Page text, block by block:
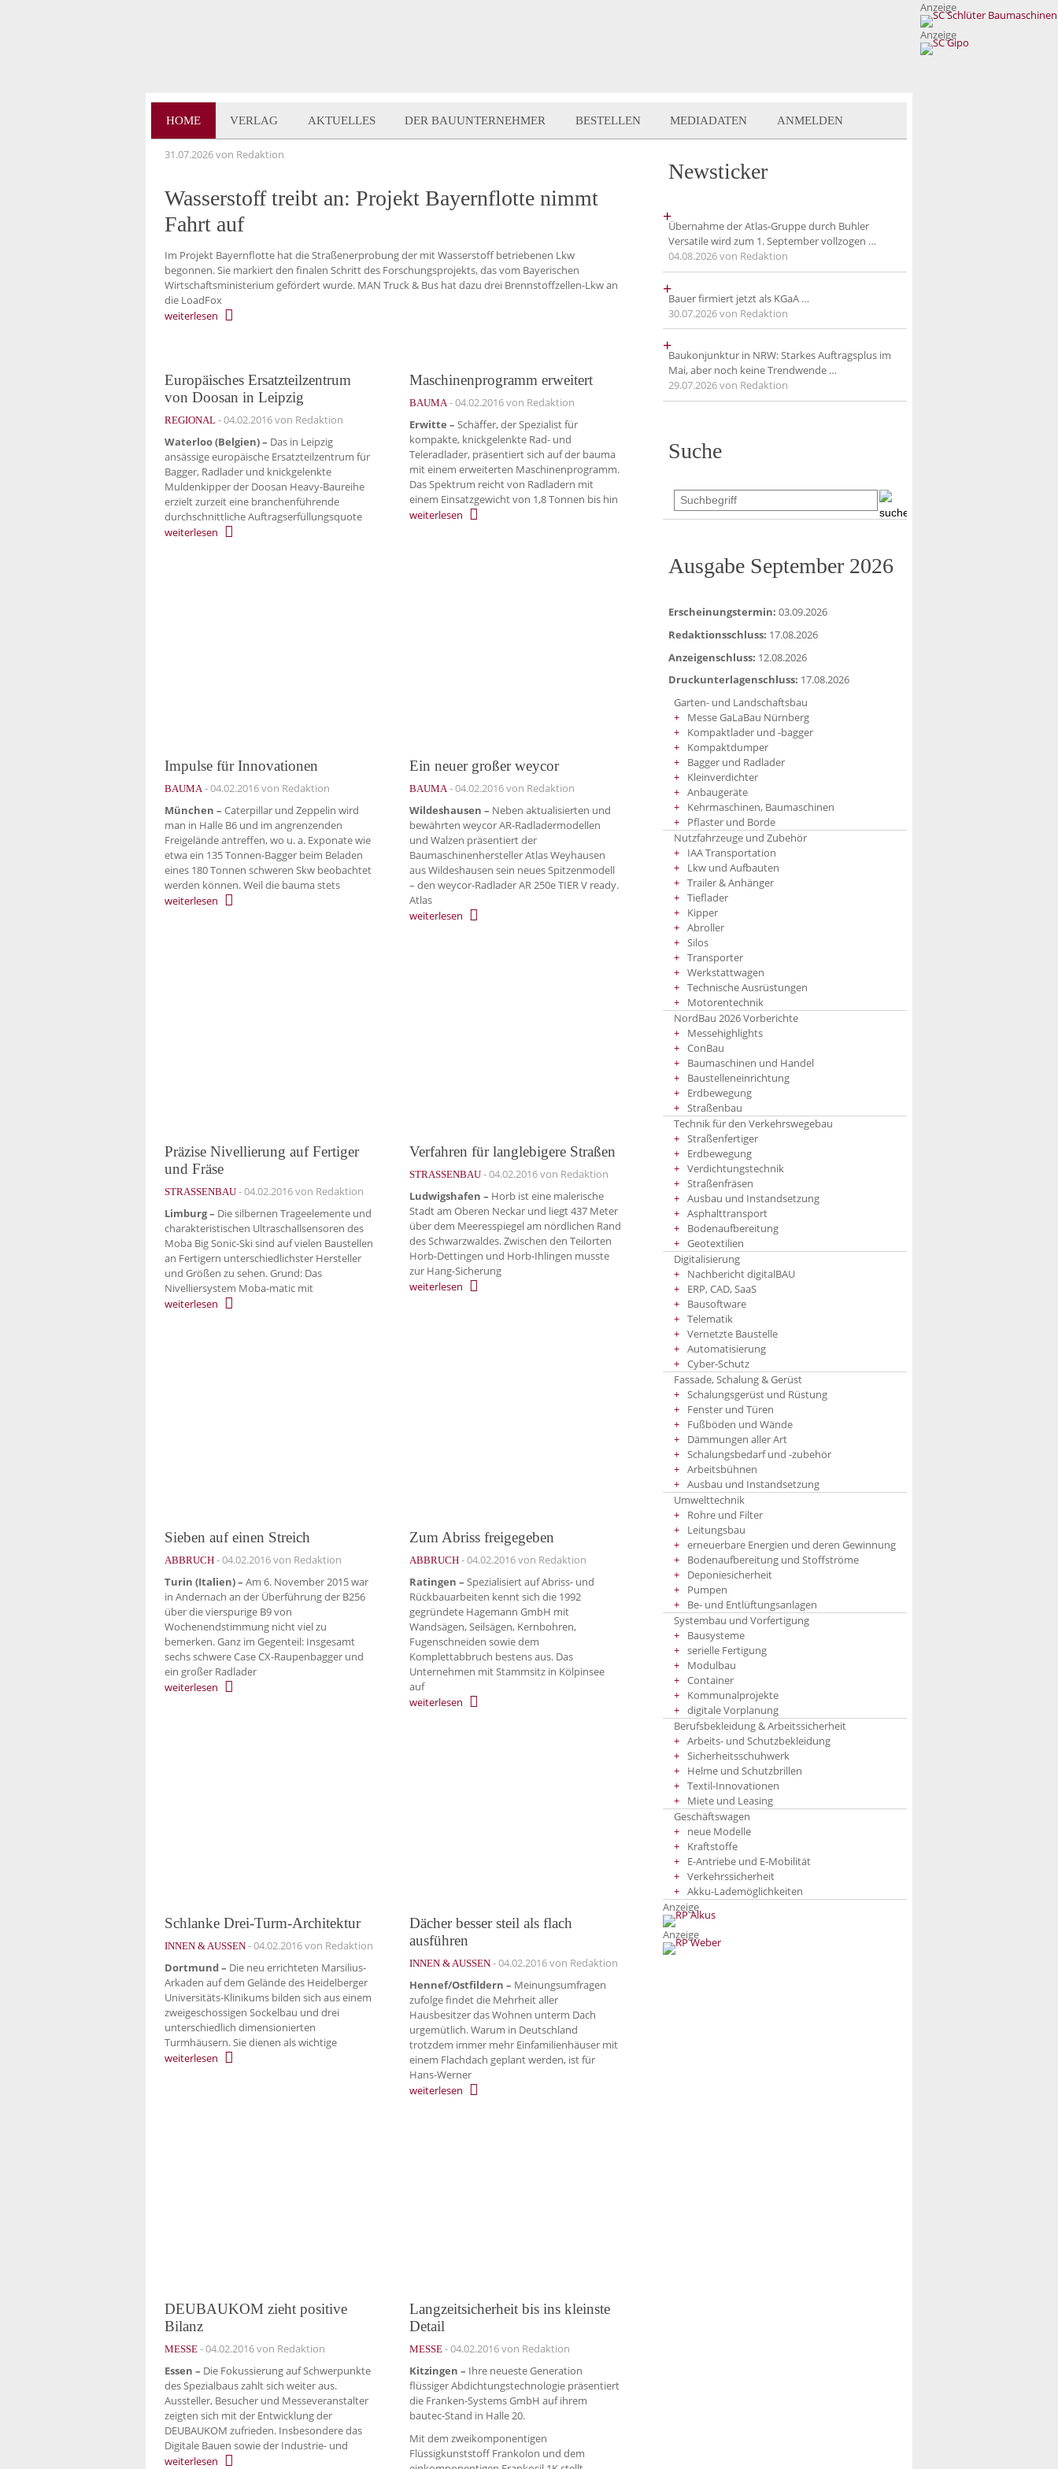
Anzeige
Anzeige
HOME VERLAG AKTUELLES DER BAUUNTERNEHMER BESTELLEN MEDIADATEN ANMELDEN
31.07.2026von Redaktion
Wasserstoff treibt an: Projekt Bayernflotte nimmt
Fahrt auf
Im Projekt Bayernflotte hat die Straßenerprobung der mit Wasserstoff betriebenen Lkw
begonnen. Sie markiert den finalen Schritt des Forschungsprojekts, das vom Bayerischen
Wirtschaftsministerium gefördert wurde. MAN Truck & Bus hat dazu drei Brennstoffzellen-Lkw an
die LoadFox
weiterlesen
Europäisches Ersatzteilzentrum
von Doosan in Leipzig
REGIONAL -04.02.2016von Redaktion
Waterloo (Belgien) – Das in Leipzig
ansässige europäische Ersatzteilzentrum für
Bagger, Radlader und knickgelenkte
Muldenkipper der Doosan Heavy-Baureihe
erzielt zurzeit eine branchenführende
durchschnittliche Auftragserfüllungsquote
weiterlesen
Maschinenprogramm erweitert
BAUMA -04.02.2016von Redaktion
Erwitte – Schäffer, der Spezialist für
kompakte, knickgelenkte Rad- und
Teleradlader, präsentiert sich auf der bauma
mit einem erweiterten Maschinenprogramm.
Das Spektrum reicht von Radladern mit
einem Einsatzgewicht von 1,8 Tonnen bis hin
weiterlesen
Impulse für Innovationen
BAUMA -04.02.2016von Redaktion
München – Caterpillar und Zeppelin wird
man in Halle B6 und im angrenzenden
Freigelände antreffen, wo u. a. Exponate wie
etwa ein 135 Tonnen-Bagger beim Beladen
eines 180 Tonnen schweren Skw beobachtet
werden können. Weil die bauma stets
weiterlesen
Ein neuer großer weycor
BAUMA -04.02.2016von Redaktion
Wildeshausen – Neben aktualisierten und
bewährten weycor AR-Radladermodellen
und Walzen präsentiert der
Baumaschinenhersteller Atlas Weyhausen
aus Wildeshausen sein neues Spitzenmodell
– den weycor-Radlader AR 250e TIER V ready.
Atlas
weiterlesen
Präzise Nivellierung auf Fertiger
und Fräse
STRASSENBAU -04.02.2016von Redaktion
Limburg – Die silbernen Trage­elemente und
charakteristischen Ultraschallsensoren des
Moba Big Sonic-Ski sind auf vielen Baustellen
an Fertigern unterschiedlichster Hersteller
und Größen zu sehen. Grund: Das
Nivelliersystem Moba-matic mit
weiterlesen
Verfahren für langlebigere Straßen
STRASSENBAU -04.02.2016von Redaktion
Ludwigshafen – Horb ist eine malerische
Stadt am Oberen Nec­kar und liegt 437 Meter
über dem Meeres­spiegel am nördlichen Rand
des Schwarzwaldes. Zwischen den Teilorten
Horb-Dettingen und Horb-Ihlingen musste
zur Hang-Sicherung
weiterlesen
Sieben auf einen Streich
ABBRUCH -04.02.2016von Redaktion
Turin (Italien) – Am 6. November 2015 war
in Andernach an der Überführung der B256
über die vierspurige B9 von
Wochenendstimmung nicht viel zu
bemerken. Ganz im Gegenteil: Insgesamt
sechs schwere Case CX-Raupenbagger und
ein großer Radlader
weiterlesen
Zum Abriss freigegeben
ABBRUCH -04.02.2016von Redaktion
Ratingen – Spezialisiert auf Abriss- und
Rückbauarbeiten kennt sich die 1992
gegründete Hagemann GmbH mit
Wandsägen, Seilsägen, Kernbohren,
Fugenschneiden sowie dem
Komplettabbruch bestens aus. Das
Unternehmen mit Stammsitz in Kölpinsee
auf
weiterlesen
Schlanke Drei-Turm-Architektur
INNEN & AUSSEN -04.02.2016von Redaktion
Dortmund – Die neu errichteten Marsilius-
Arkaden auf dem Gelände des Heidelberger
Universitäts-Klinikums bilden sich aus einem
zweigeschossigen Sockelbau und drei
unterschiedlich dimensionierten
Turmhäusern. Sie dienen als wichtige
weiterlesen
Dächer besser steil als flach
ausführen
INNEN & AUSSEN -04.02.2016von Redaktion
Hennef/Ostfildern – Meinungsumfragen
zufolge findet die Mehrheit aller
Hausbesitzer das Wohnen unterm Dach
urgemütlich. Warum in Deutschland
trotzdem immer mehr Einfamilienhäuser mit
einem Flachdach geplant werden, ist für
Hans-Werner
weiterlesen
DEUBAUKOM zieht positive
Bilanz
MESSE -04.02.2016von Redaktion
Essen – Die Fokussierung auf Schwerpunkte
des Spezialbaus zahlt sich weiter aus.
Aussteller, Besucher und Messeveranstalter
zeigten sich mit der Entwicklung der
DEUBAUKOM zufrieden. Insbesondere das
Digitale Bauen sowie der Industrie- und
weiterlesen
Langzeitsicherheit bis ins kleinste
Detail
MESSE -04.02.2016von Redaktion
Kitzingen – Ihre neueste Generation
flüssiger Abdichtungstechnologie präsentiert
die Franken-Systems GmbH auf ihrem
bautec-Stand in Halle 20.
Mit dem zweikomponentigen
Flüssigkunststoff Frankolon und dem
Newsticker
+Übernahme der Atlas-Gruppe durch Buhler
Versatile wird zum 1. September vollzogen …
04.08.2026von Redaktion
+Bauer firmiert jetzt als KGaA …
30.07.2026von Redaktion
+Baukonjunktur in NRW: Starkes Auftragsplus im
Mai, aber noch keine Trendwende …
29.07.2026von Redaktion
Suche
Ausgabe September 2026
Erscheinungstermin: 03.09.2026
Redaktionsschluss: 17.08.2026
Anzeigenschluss: 12.08.2026
Druckunterlagenschluss: 17.08.2026
Garten- und Landschaftsbau
Messe GaLaBau Nürnberg
Kompaktlader und -bagger
Kompaktdumper
Bagger und Radlader
Kleinverdichter
Anbaugeräte
Kehrmaschinen, Baumaschinen
Pflaster und Borde
Nutzfahrzeuge und Zubehör
IAA Transportation
Lkw und Aufbauten
Trailer & Anhänger
Tieflader
Kipper
Abroller
Silos
Transporter
Werkstattwagen
Technische Ausrüstungen
Motorentechnik
NordBau 2026 Vorberichte
Messehighlights
ConBau
Baumaschinen und Handel
Baustelleneinrichtung
Erdbewegung
Straßenbau
Technik für den Verkehrswegebau
Straßenfertiger
Erdbewegung
Verdichtungstechnik
Straßenfräsen
Ausbau und Instandsetzung
Asphalttransport
Bodenaufbereitung
Geotextilien
Digitalisierung
Nachbericht digitalBAU
ERP, CAD, SaaS
Bausoftware
Telematik
Vernetzte Baustelle
Automatisierung
Cyber-Schutz
Fassade, Schalung & Gerüst
Schalungsgerüst und Rüstung
Fenster und Türen
Fußböden und Wände
Dämmungen aller Art
Schalungsbedarf und -zubehör
Arbeitsbühnen
Ausbau und Instandsetzung
Umwelttechnik
Rohre und Filter
Leitungsbau
erneuerbare Energien und deren Gewinnung
Bodenaufbereitung und Stoffströme
Deponiesicherheit
Pumpen
Be- und Entlüftungsanlagen
Systembau und Vorfertigung
Bausysteme
serielle Fertigung
Modulbau
Container
Kommunalprojekte
digitale Vorplanung
Berufsbekleidung & Arbeitssicherheit
Arbeits- und Schutzbekleidung
Sicherheitsschuhwerk
Helme und Schutzbrillen
Textil-Innovationen
Miete und Leasing
Geschäftswagen
neue Modelle
Kraftstoffe
E-Antriebe und E-Mobilität
Verkehrssicherheit
Akku-Lademöglichkeiten
Anzeige
Anzeige